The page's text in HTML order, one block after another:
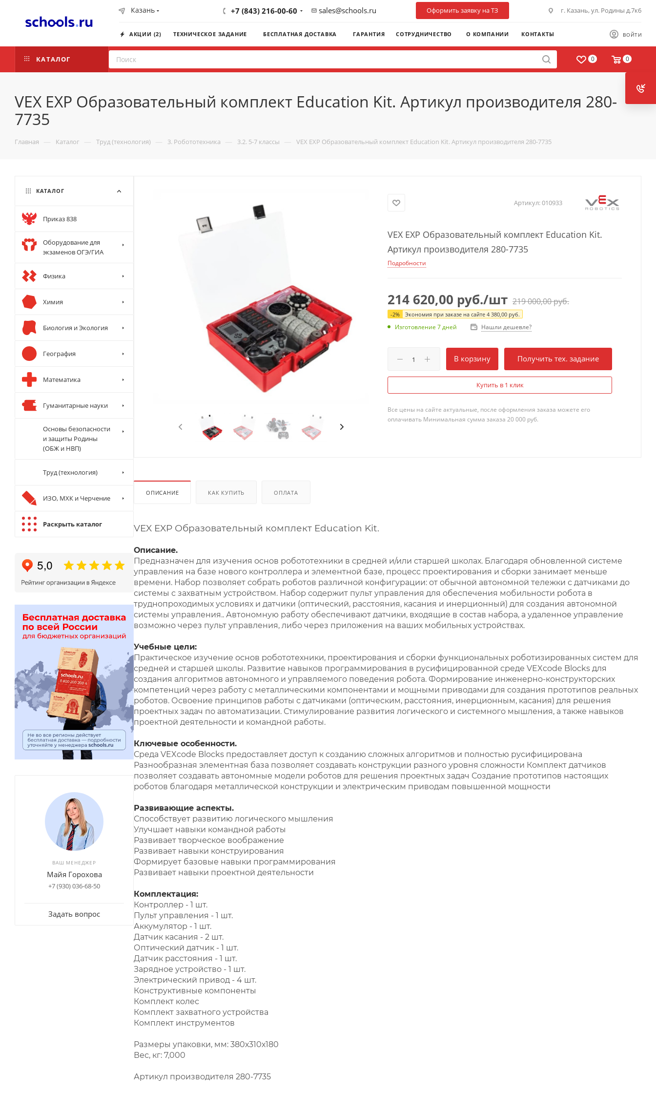
Казань +7 (843) 216-00-60 sales@schools.ru Оформить заявку на ТЗ г. Казань, ул. Родины д.7к6
ВОЙТИ
АКЦИИ (2) ТЕХНИЧЕСКОЕ ЗАДАНИЕ БЕСПЛАТНАЯ ДОСТАВКА ГАРАНТИЯ СОТРУДНИЧЕСТВО О КОМПАНИИ КОНТАКТЫ
0 0
КАТАЛОГ
VEX EXP Образовательный комплект Education Kit. Артикул производителя 280-
7735
Главная — Каталог — Труд (технология) — 3. Робототехника — 3.2. 5-7 классы — VEX EXP Образовательный комплект Education Kit. Артикул производителя 280-7735
Артикул:010933
VEX EXP Образовательный комплект Education Kit.
Артикул производителя 280-7735
Подробности
214 620,00 руб./шт 219 000,00руб.
-2% Экономия при заказе на сайте 4 380,00 руб.
Изготовление 7 дней Нашли дешевле?
В корзину Получить тех. задание
Купить в 1 клик
Все цены на сайте актуальные, после оформления заказа можете его
оплачивать Минимальная сумма заказа 20 000 руб.
ОПИСАНИЕ КАК КУПИТЬ ОПЛАТА
VEX EXP Образовательный комплект Education Kit.
Описание.
Предназначен для изучения основ робототехники в средней и/или старшей школах. Благодаря обновленной системе
управления на базе нового контроллера и элементной базе, процесс проектирования и сборки занимает меньше
времени. Набор позволяет собрать роботов различной конфигурации: от обычной автономной тележки с датчиками до
системы с захватным устройством. Набор содержит пульт управления для обеспечения мобильности робота в
труднопроходимых условиях и датчики (оптический, расстояния, касания и инерционный) для создания автономной
системы управления.. Автономную работу обеспечивают датчики, входящие в состав набора, а удаленное управление
возможно через пульт управления, либо через приложения на ваших мобильных устройствах.
Учебные цели:
Практическое изучение основ робототехники, проектирования и сборки функциональных роботизированных систем для
средней и старшей школы. Развитие навыков программирования в русифицированной среде VEXcode Blocks для
создания алгоритмов автономного и управляемого поведения робота. Формирование инженерно-конструкторских
компетенций через работу с металлическими компонентами и мощными приводами для создания прототипов реальных
роботов. Освоение принципов работы с датчиками (оптическим, расстояния, инерционным, касания) для решения
проектных задач по автоматизации. Стимулирование развития логического и системного мышления, а также навыков
проектной деятельности и командной работы.
Ключевые особенности.
Среда VEXcode Blocks предоставляет доступ к созданию сложных алгоритмов и полностью русифицирована
Разнообразная элементная база позволяет создавать конструкции разного уровня сложности Комплект датчиков
позволяет создавать автономные модели роботов для решения проектных задач Создание прототипов настоящих
роботов благодаря металлической конструкции и электрическим приводам повышенной мощности
Развивающие аспекты.
Способствует развитию логического мышления
Улучшает навыки командной работы
Развивает творческое воображение
Развивает навыки конструирования
Формирует базовые навыки программирования
Развивает навыки проектной деятельности
Комплектация:
Контроллер - 1 шт.
Пульт управления - 1 шт.
Аккумулятор - 1 шт.
Датчик касания - 2 шт.
Оптический датчик - 1 шт.
Датчик расстояния - 1 шт.
Зарядное устройство - 1 шт.
Электрический привод - 4 шт.
Конструктивные компоненты
Комплект колес
Комплект захватного устройства
Комплект инструментов
Размеры упаковки, мм: 380х310х180
Вес, кг: 7,000
Артикул производителя 280-7735
КАТАЛОГ
Приказ 838
Оборудование для
экзаменов ОГЭ/ГИА
Физика
Химия
Биология и Экология
География
Математика
Гуманитарные науки
Основы безопасности
и защиты Родины
(ОБЖ и НВП)
Труд (технология)
ИЗО, МХК и Черчение
Раскрыть каталог
ВАШ МЕНЕДЖЕР
Майя Горохова
+7 (930) 036-68-50
Задать вопрос